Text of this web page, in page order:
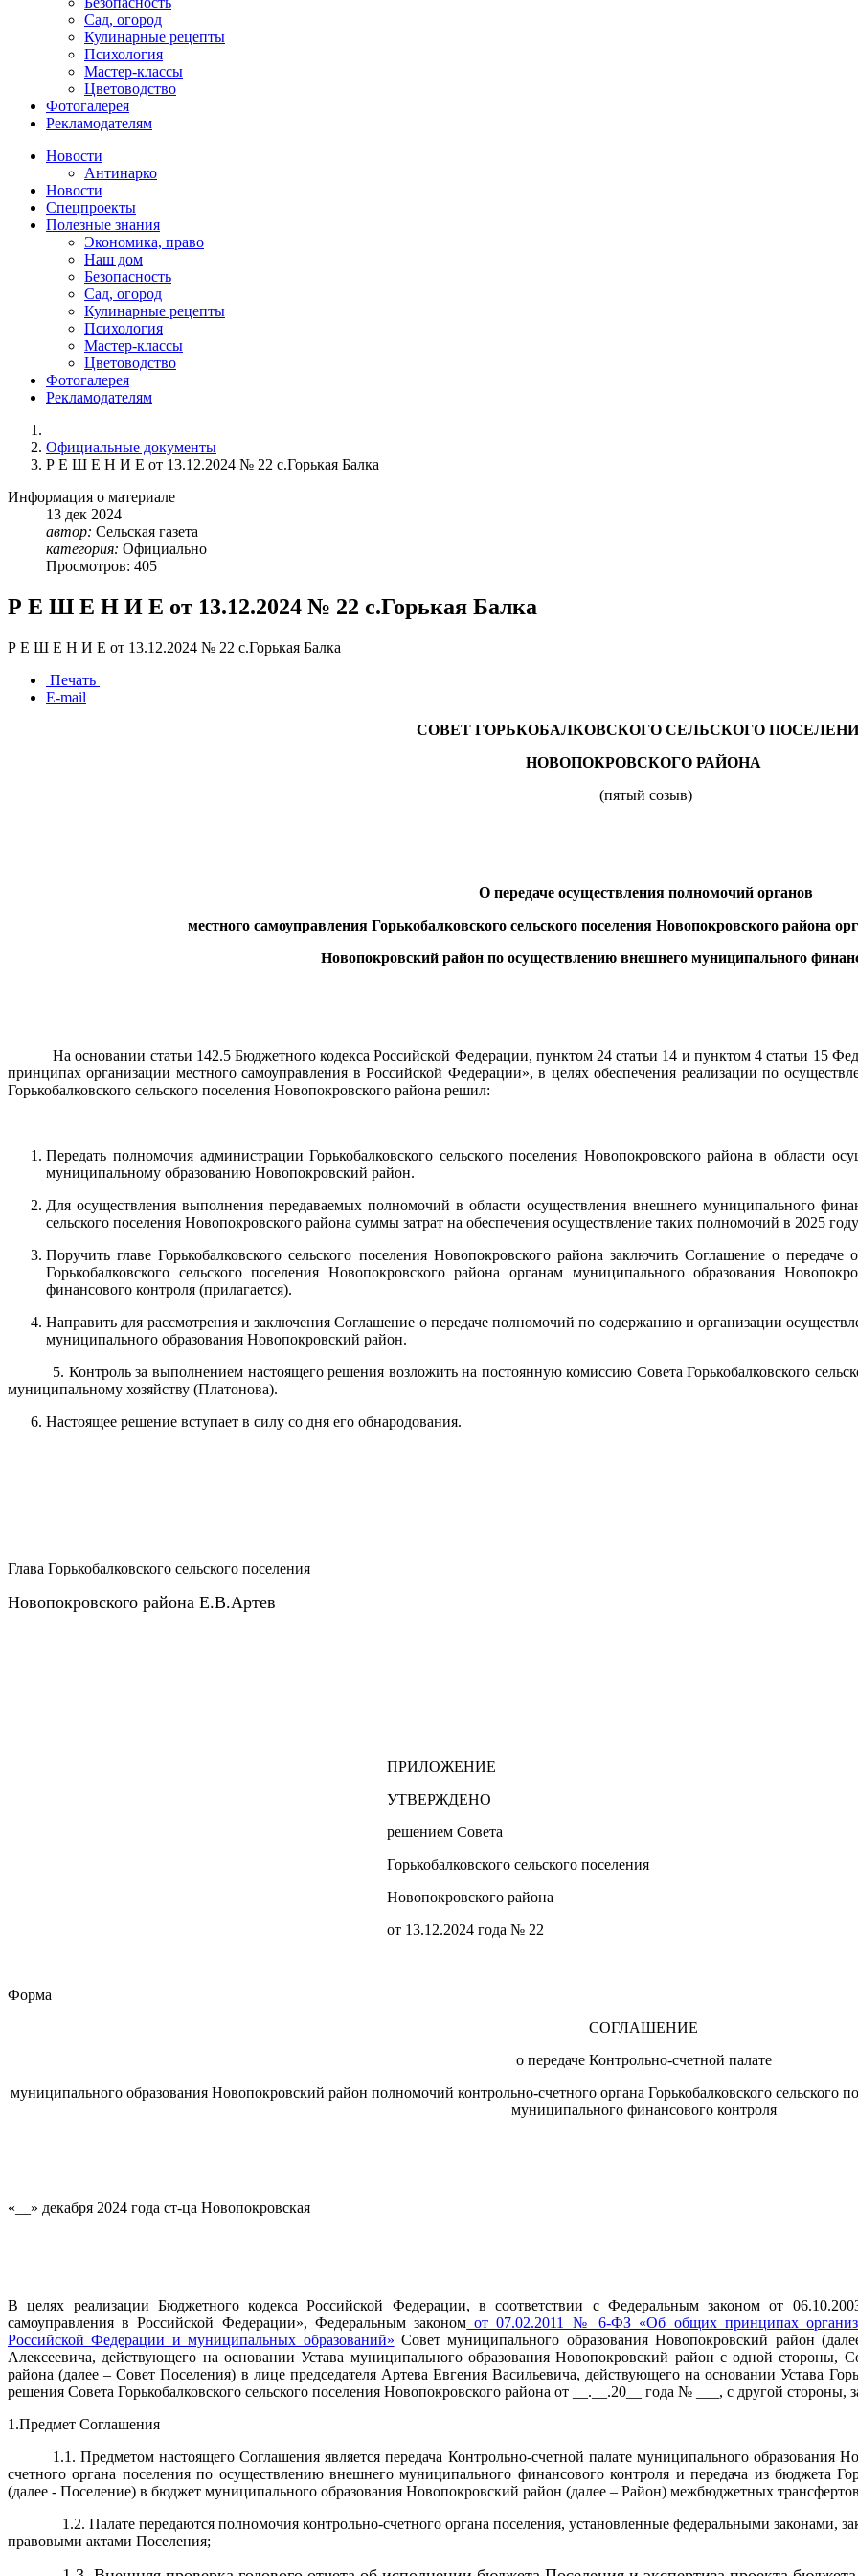
Сад, огород
Кулинарные рецепты
Психология
Мастер-классы
Цветоводство
Фотогалерея
Рекламодателям
Новости
Антинарко
Новости
Спецпроекты
Полезные знания
Экономика, право
Наш дом
Безопасность
Сад, огород
Кулинарные рецепты
Психология
Мастер-классы
Цветоводство
Фотогалерея
Рекламодателям
Официальные документы
Р Е Ш Е Н И Е от 13.12.2024 № 22 с.Горькая Балка
Информация о материале
13 дек 2024
автор: Сельская газета
категория: Официально
Просмотров: 405
Р Е Ш Е Н И Е от 13.12.2024 № 22 с.Горькая Балка
Р Е Ш Е Н И Е от 13.12.2024 № 22 с.Горькая Балка
Печать
E-mail
СОВЕТ ГОРЬКОБАЛКОВСКОГО СЕЛЬСКОГО
НОВОПОКРОВСКОГО РАЙОНА
(пятый созыв)
О передаче осуществления полномочий органов
местного самоуправления Горькобалковского сельского поселения Новопокровского района
Новопокровский район по осуществлению внешнего муниципального
На основании статьи 142.5 Бюджетного кодекса Российской Федерации, пунктом 24 статьи 14 и пунктом 4 статьи 15
принципах организации местного самоуправления в Российской Федерации», в целях обеспечения реализации по
Горькобалковского сельского поселения Новопокровского района решил:
Передать полномочия администрации Горькобалковского сельского поселения Новопокровского района в области
муниципальному образованию Новопокровский район.
Для осуществления выполнения передаваемых полномочий в области осуществления внешнего муниципального
сельского поселения Новопокровского района суммы затрат на обеспечения осуществление таких полномочий в 2025
Поручить главе Горькобалковского сельского поселения Новопокровского района заключить Соглашение о
Горькобалковского сельского поселения Новопокровского района органам муниципального образования
финансового контроля (прилагается).
Направить для рассмотрения и заключения Соглашение о передаче полномочий по содержанию и организации
муниципального образования Новопокровский район.
5. Контроль за выполнением настоящего решения возложить на постоянную комиссию Совета Горькобалковского
муниципальному хозяйству (Платонова).
Настоящее решение вступает в силу со дня его обнародования.
Глава Горькобалковского сельского поселения
Новопокровского района Е.В.Артев
ПРИЛОЖЕНИЕ
УТВЕРЖДЕНО
решением Совета
Горькобалковского сельского поселения
Новопокровского района
от 13.12.2024 года № 22
Форма
СОГЛАШЕНИЕ
о передаче Контрольно-счетной палате
муниципального образования Новопокровский район полномочий контрольно-счетного органа Горькобалковского сельского
муниципального финансового контроля
«__» декабря 2024 года ст-ца Новопокровская
В целях реализации Бюджетного кодекса Российской Федерации, в соответствии с Федеральным законом от
самоуправления в Российской Федерации», Федеральным законом от 07.02.2011 № 6-ФЗ «Об общих принципах
Российской Федерации и муниципальных образований» Совет муниципального образования Новопокровский район
Алексеевича, действующего на основании Устава муниципального образования Новопокровский район с одной стороны,
района (далее – Совет Поселения) в лице председателя Артева Евгения Васильевича, действующего на основании Устава
решения Совета Горькобалковского сельского поселения Новопокровского района от
__.__.20__ года № ___, с другой стороны,
1.Предмет Соглашения
1.1. Предметом настоящего Соглашения является передача Контрольно-счетной палате муниципального образования
счетного органа поселения по осуществлению внешнего муниципального финансового контроля и передача из бюджета
(далее - Поселение) в бюджет муниципального образования Новопокровский район (далее – Район) межбюджетных
1.2. Палате передаются полномочия контрольно-счетного органа поселения, установленные федеральными законами,
правовыми актами Поселения;